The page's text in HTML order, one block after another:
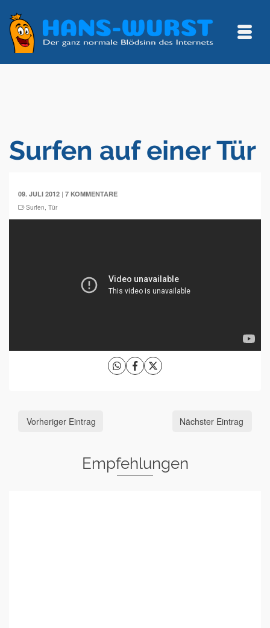
Surfen auf einer Tür
09. JULI 2012 | 7 KOMMENTARE
Surfen, Tür
Vorheriger Eintrag Nächster Eintrag
Empfehlungen